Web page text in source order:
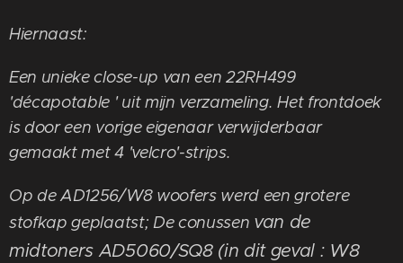
Hiernaast:
Een unieke close-up van een 22RH499
'décapotable ' uit mijn verzameling. Het frontdoek
is door een vorige eigenaar verwijderbaar
gemaakt met 4 'velcro'-strips.
Op de AD1256/W8 woofers werd een grotere
stofkap geplaatst; De conussen van de
midtoners AD5060/SQ8 (in dit geval : W8